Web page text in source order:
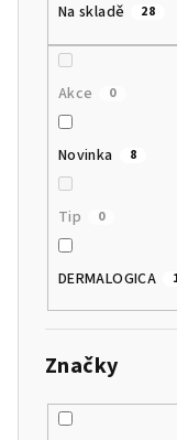
Na skladě 28
Akce 0
Novinka 8
Tip 0
DERMALOGICA
Značky